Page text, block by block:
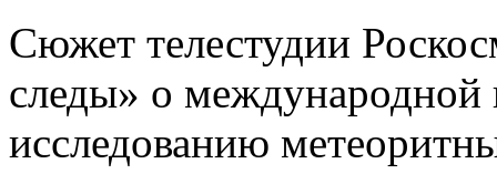
Сюжет телестудии
следы» о международной
исследованию